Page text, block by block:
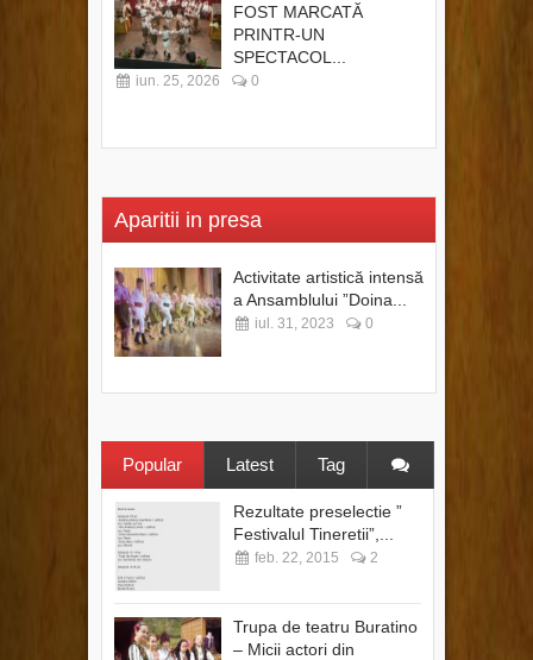
FOST MARCATĂ
PRINTR-UN
SPECTACOL...
iun. 25, 2026 0
Aparitii in presa
Activitate artistică intensă
a Ansamblului ”Doina...
iul. 31, 2023 0
Popular Latest Tag
Rezultate preselectie ”
Festivalul Tineretii”,...
feb. 22, 2015 2
Trupa de teatru Buratino
– Micii actori din